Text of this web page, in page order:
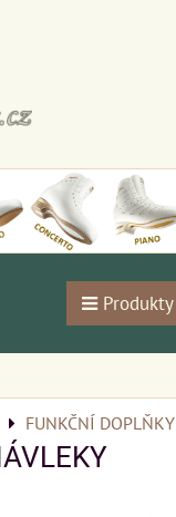
Produkty
FUNKČNÍ DOPLŇKY